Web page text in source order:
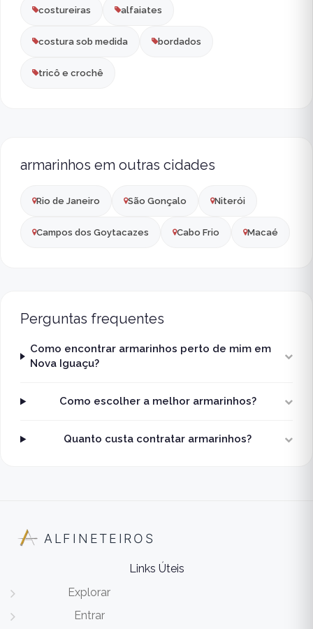
costureiras alfaiates
costura sob medida bordados
tricô e crochê
armarinhos em outras cidades
Rio de Janeiro São Gonçalo Niterói
Campos dos Goytacazes Cabo Frio Macaé
Perguntas frequentes
Como encontrar armarinhos perto de mim em
Nova Iguaçu?
Como escolher a melhor armarinhos?
Quanto custa contratar armarinhos?
ALFINETEIROS
Links Úteis
Explorar
Entrar